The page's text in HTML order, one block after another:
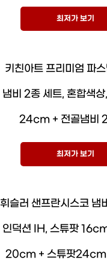
최저가 보기
키친아트 프리미엄 파
냄비 2종 세트, 혼합색상
24cm + 전골냄비
최저가 보기
휘슬러 샌프란시스코 냄
인덕션 IH, 스튜팟
20cm + 스튜팟24cm